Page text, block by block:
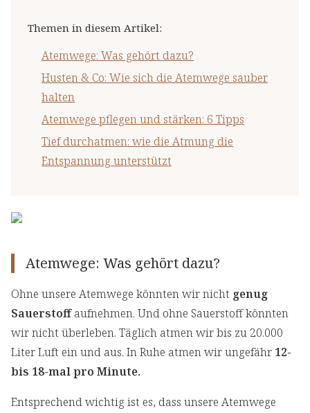
Themen in diesem Artikel:
Atemwege: Was gehört dazu?
Husten & Co: Wie sich die Atemwege sauber
halten
Atemwege pflegen und stärken: 6 Tipps
Tief durchatmen: wie die Atmung die
Entspannung unterstützt
Atemwege: Was gehört dazu?
Ohne unsere Atemwege könnten wir nicht genug
Sauerstoffaufnehmen. Und ohne Sauerstoff könnten
wir nicht überleben. Täglich atmen wir bis zu 20.000
Liter Luft ein und aus. In Ruhe atmen wir ungefähr 12-
bis 18-mal pro Minute.
Entsprechend wichtig ist es, dass unsere Atemwege